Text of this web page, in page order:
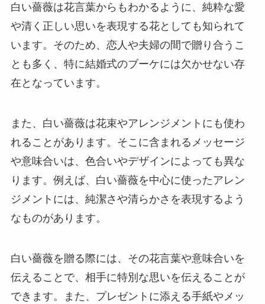
白い薔薇は花言葉からもわかるように、純粋な愛
や清く正しい思いを表現する花としても知られて
います。そのため、恋人や夫婦の間で贈り合うこ
とも多く、特に結婚式のブーケには欠かせない存
在となっています。
また、白い薔薇は花束やアレンジメントにも使わ
れることがあります。そこに含まれるメッセージ
や意味合いは、色合いやデザインによっても異な
ります。例えば、白い薔薇を中心に使ったアレン
ジメントには、純潔さや清らかさを表現するよう
なものがあります。
白い薔薇を贈る際には、その花言葉や意味合いを
伝えることで、相手に特別な思いを伝えることが
できます。また、プレゼントに添える手紙やメッ